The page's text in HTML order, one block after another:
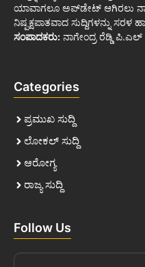
ಯಾವಾಗಲೂ ಅಪ್‌ಡೇಟ್ ಆಗಿರಲು
ನಿಷ್ಪಕ್ಷಪಾತವಾದ ಸುದ್ದಿಗಳನ್ನು ಸರಳ
ಸಂಪಾದಕರು: ನಾಗೇಂದ್ರ ರೆಡ್ಡಿ ಪಿ.ಎಲ್
Categories
ಪ್ರಮುಖ ಸುದ್ದಿ
ಲೋಕಲ್ ಸುದ್ದಿ
ಆರೋಗ್ಯ
ರಾಜ್ಯ ಸುದ್ದಿ
Follow Us